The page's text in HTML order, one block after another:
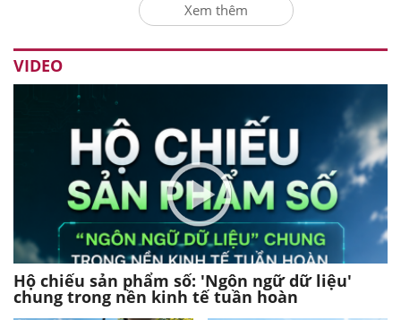
Xem thêm
VIDEO
Hộ chiếu sản phẩm số: 'Ngôn ngữ dữ liệu'
chung trong nền kinh tế tuần hoàn